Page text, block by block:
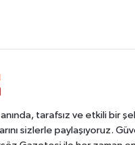
tarafsız ve etkili bir
sizlerle paylaşıyoruz.